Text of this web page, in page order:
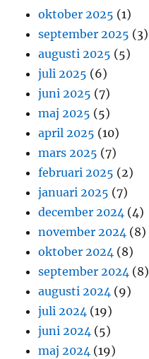
oktober 2025 (1)
september 2025 (3)
augusti 2025 (5)
juli 2025 (6)
juni 2025 (7)
maj 2025 (5)
april 2025 (10)
mars 2025 (7)
februari 2025 (2)
januari 2025 (7)
december 2024 (4)
november 2024 (8)
oktober 2024 (8)
september 2024 (8)
augusti 2024 (9)
juli 2024 (19)
juni 2024 (5)
maj 2024 (19)